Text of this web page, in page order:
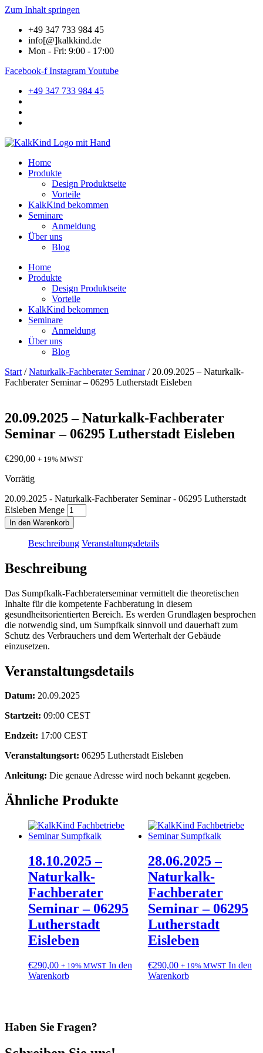
Zum Inhalt springen
+49 347 733 984 45
info[@]kalkkind.de
Mon - Fri: 9:00 - 17:00
Facebook-f InstagramYoutube
+49 347 733 984 45
Home
Produkte
Design Produktseite
Vorteile
KalkKind bekommen
Seminare
Anmeldung
Über uns
Blog
Home
Produkte
Design Produktseite
Vorteile
KalkKind bekommen
Seminare
Anmeldung
Über uns
Blog
Start /Naturkalk-Fachberater Seminar/ 20.09.2025 – Naturkalk-
Fachberater Seminar – 06295 Lutherstadt Eisleben
20.09.2025 – Naturkalk-Fachberater
Seminar – 06295 Lutherstadt Eisleben
€290,00 + 19% MWST
Vorrätig
20.09.2025 - Naturkalk-Fachberater Seminar - 06295 Lutherstadt
Eisleben Menge
In den Warenkorb
Beschreibung Veranstaltungsdetails
Beschreibung
Das Sumpfkalk-Fachberaterseminar vermittelt die theoretischen
Inhalte für die kompetente Fachberatung in diesem
gesundheitsorientierten Bereich. Es werden Grundlagen besprochen
die notwendig sind, um Sumpfkalk sinnvoll und dauerhaft zum
Schutz des Verbrauchers und dem Werterhalt der Gebäude
einzusetzen.
Veranstaltungsdetails
Datum: 20.09.2025
Startzeit: 09:00 CEST
Endzeit: 17:00 CEST
Veranstaltungsort: 06295 Lutherstadt Eisleben
Anleitung: Die genaue Adresse wird noch bekannt gegeben.
Ähnliche Produkte
18.10.2025 –
Naturkalk-
Fachberater
Seminar – 06295
Lutherstadt
Eisleben
€290,00 + 19% MWST In den
Warenkorb
28.06.2025 –
Naturkalk-
Fachberater
Seminar – 06295
Lutherstadt
Eisleben
€290,00 + 19% MWST In den
Warenkorb
Haben Sie Fragen?